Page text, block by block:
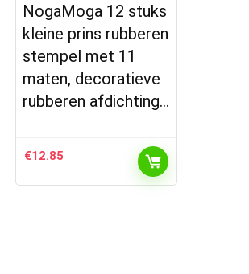
NogaMoga 12 stuks
kleine prins rubberen
stempel met 11
maten, decoratieve
rubberen afdichting…
€12.85